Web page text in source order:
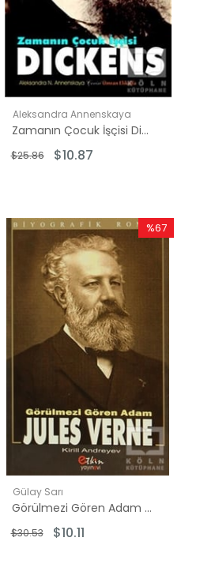
Aleksandra Annenskaya
Zamanın Çocuk İşçisi Dickens
$10.87
$25.86
Gülay Sarı
Görülmezi Gören Adam Jules Verne
$10.11
$30.53
%67